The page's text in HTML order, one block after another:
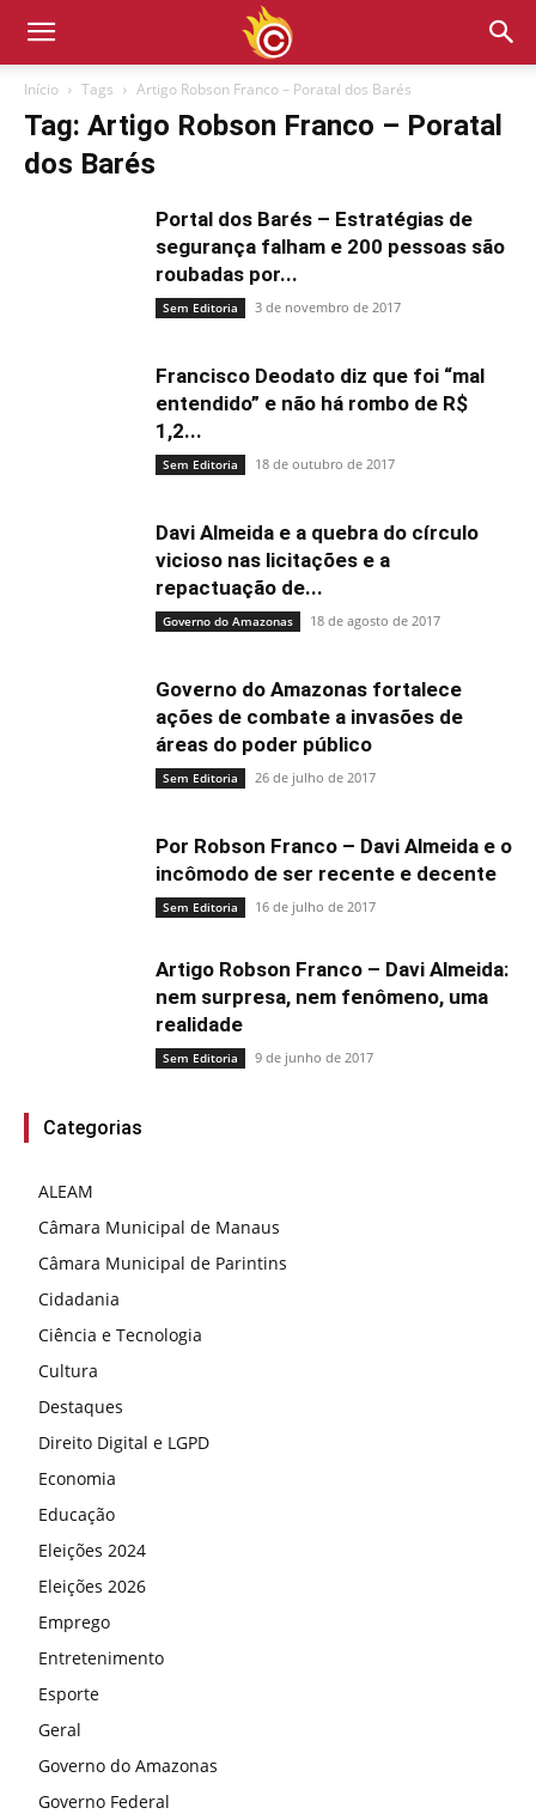
Início Tags Artigo Robson Franco – Poratal dos Barés
Tag: Artigo Robson Franco – Poratal
dos Barés
Portal dos Barés – Estratégias de
segurança falham e 200 pessoas são
roubadas por...
Sem Editoria 3 de novembro de 2017
Francisco Deodato diz que foi “mal
entendido” e não há rombo de R$
1,2...
Sem Editoria 18 de outubro de 2017
Davi Almeida e a quebra do círculo
vicioso nas licitações e a
repactuação de...
Governo do Amazonas 18 de agosto de 2017
Governo do Amazonas fortalece
ações de combate a invasões de
áreas do poder público
Sem Editoria 26 de julho de 2017
Por Robson Franco – Davi Almeida e o
incômodo de ser recente e decente
Sem Editoria 16 de julho de 2017
Artigo Robson Franco – Davi Almeida:
nem surpresa, nem fenômeno, uma
realidade
Sem Editoria 9 de junho de 2017
Categorias
ALEAM
Câmara Municipal de Manaus
Câmara Municipal de Parintins
Cidadania
Ciência e Tecnologia
Cultura
Destaques
Direito Digital e LGPD
Economia
Educação
Eleições 2024
Eleições 2026
Emprego
Entretenimento
Esporte
Geral
Governo do Amazonas
Governo Federal